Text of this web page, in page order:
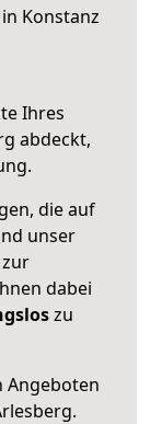
Konstanz
Ihres
abdeckt,
die auf
unser
dabei
zu
Angeboten